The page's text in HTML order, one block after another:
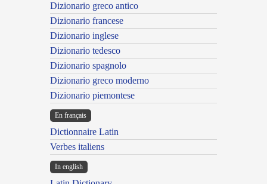
Dizionario greco antico
Dizionario francese
Dizionario inglese
Dizionario tedesco
Dizionario spagnolo
Dizionario greco moderno
Dizionario piemontese
En français
Dictionnaire Latin
Verbes italiens
In english